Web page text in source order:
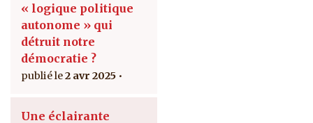
« logique politique
autonome » qui
détruit notre
démocratie ?
2 avr 2025
Une éclairante